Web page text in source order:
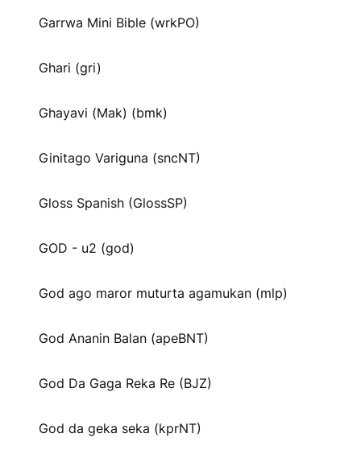
Garrwa Mini Bible (wrkPO)
Ghari (gri)
Ghayavi (Mak) (bmk)
Ginitago Variguna (sncNT)
Gloss Spanish (GlossSP)
GOD - u2 (god)
God ago maror muturta agamukan (mlp)
God Ananin Balan (apeBNT)
God Da Gaga Reka Re (BJZ)
God da geka seka (kprNT)